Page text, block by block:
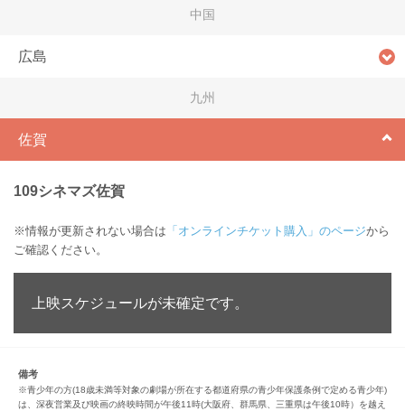
中国
広島
九州
佐賀
109シネマズ佐賀
※情報が更新されない場合は 「オンラインチケット購入」のページから
ご確認ください。
上映スケジュールが未確定です。
備考
※青少年の方(18歳未満等対象の劇場が所在する都道府県の青少年保護条例で定める青少年)
は、深夜営業及び映画の終映時間が午後11時(大阪府、群馬県、三重県は午後10時）を越え